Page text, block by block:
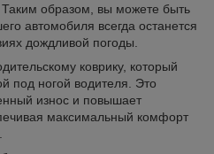
образом, вы можете быть
автомобиля всегда останется
дождливой погоды.
коврику, который
под ногой водителя. Это
износ и повышает
максимальный комфорт